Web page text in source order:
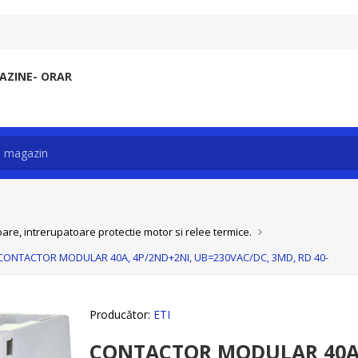
ORAR
intrerupatoare protectie motor si relee termice.
MODULAR 40A, 4P/2ND+2NI, UB=230VAC/DC, 3MD, RD 40-
Producător: ETI
CONTACTOR MODULAR